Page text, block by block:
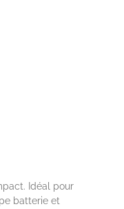
Idéal pour
batterie et